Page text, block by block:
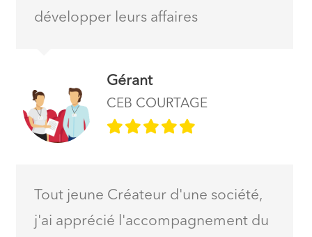
développer leurs affaires
Gérant
CEB COURTAGE
Tout jeune Créateur d'une société,
j'ai apprécié l'accompagnement du